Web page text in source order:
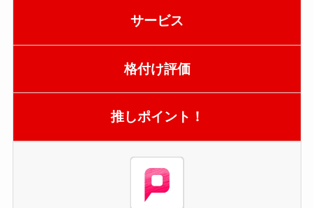
サービス
格付け評価
推しポイント！